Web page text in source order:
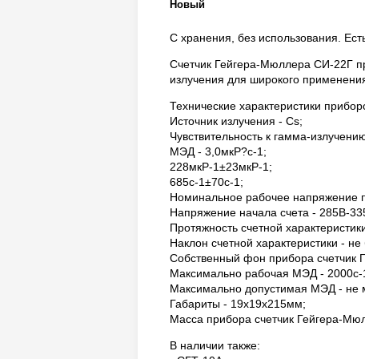
Новый
С хранения, без использования.
Счетчик Гейгера-Мюллера СИ-22Г
излучения для широкого
Технические характеристики
Источник излучения - Cs;
Чувствительность к гамма-
МЭД - 3,0мкР?с-1;
228мкР-1±23мкР-1;
685с-1±70с-1;
Номинальное рабочее напряжение
Напряжение начала счета - 285В-
Протяжность счетной
Наклон счетной характеристики -
Собственный фон прибора
Максимально рабочая МЭД - 2000с-
Максимально допустимая МЭД - не
Габариты - 19х19х215мм;
Масса прибора счетчик Гейгера-
В наличии также: